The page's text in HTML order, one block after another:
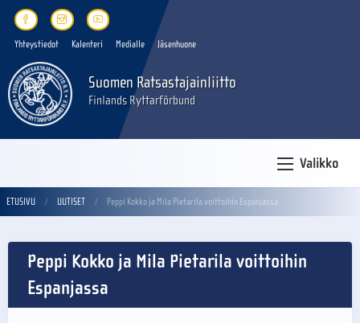
Yhteystiedot Kalenteri Medialle Jäsenhuone
Suomen Ratsastajainliitto
Finlands Ryttarförbund
Valikko
ETUSIVU UUTISET Peppi Kokko ja Mila Pietarila voittoihin Espanjassa
Peppi Kokko ja Mila Pietarila voittoihin
Espanjassa